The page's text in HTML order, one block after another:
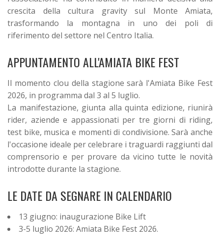
crescita della cultura gravity sul Monte Amiata,
trasformando la montagna in uno dei poli di
riferimento del settore nel Centro Italia.
APPUNTAMENTO ALL'AMIATA BIKE FEST
Il momento clou della stagione sarà l'Amiata Bike Fest
2026, in programma dal 3 al 5 luglio.
La manifestazione, giunta alla quinta edizione, riunirà
rider, aziende e appassionati per tre giorni di riding,
test bike, musica e momenti di condivisione. Sarà anche
l'occasione ideale per celebrare i traguardi raggiunti dal
comprensorio e per provare da vicino tutte le novità
introdotte durante la stagione.
LE DATE DA SEGNARE IN CALENDARIO
13 giugno: inaugurazione Bike Lift
3-5 luglio 2026: Amiata Bike Fest 2026.